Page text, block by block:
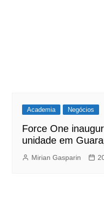
Academia Negócios
Force One
unidade em
Mirian Gasparin